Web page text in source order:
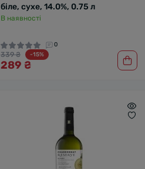
біле, сухе, 14.0%, 0.75 л
В наявності
0
339 ₴ -15%
289 ₴